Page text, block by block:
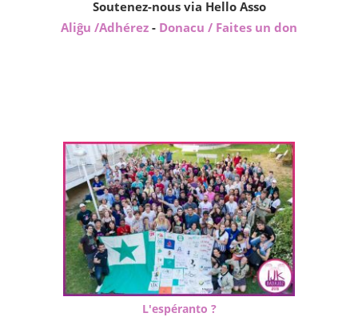
Soutenez-nous via Hello Asso
Aliĝu /Adhérez - Donacu / Faites un don
L'espéranto ?